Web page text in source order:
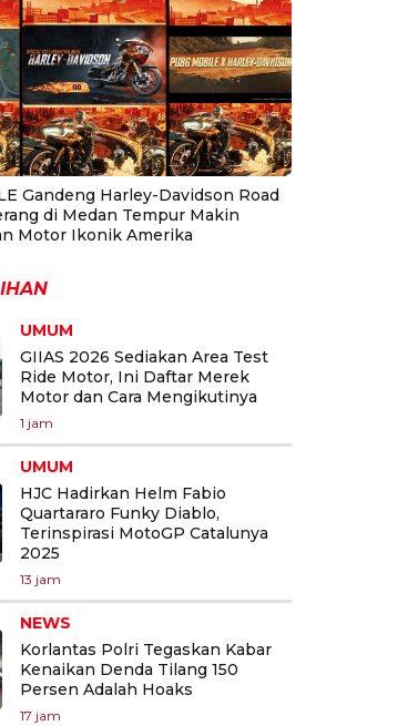
Gandeng Harley-Davidson Road
di Medan Tempur Makin
Motor Ikonik Amerika
UMUM
GIIAS 2026 Sediakan Area Test
Ride Motor, Ini Daftar Merek
Motor dan Cara Mengikutinya
1 jam
UMUM
HJC Hadirkan Helm Fabio
Quartararo Funky Diablo,
Terinspirasi MotoGP Catalunya
2025
13 jam
NEWS
Korlantas Polri Tegaskan Kabar
Kenaikan Denda Tilang 150
Persen Adalah Hoaks
17 jam